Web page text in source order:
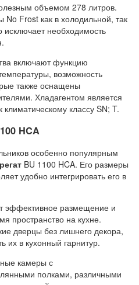
объемом 278 литров.
Frost как в холодильной, так
исключает необходимость
включают функцию
возможность
также оснащены
Хладагентом является
классу SN; T.
HCA
особенно популярным
BU 1100 HCA. Его размеры
удобно интегрировать его в
эффективное размещение и
пространство на кухне.
дверцы без лишнего декора,
их в кухонный гарнитур.
камеры с
полками, различными